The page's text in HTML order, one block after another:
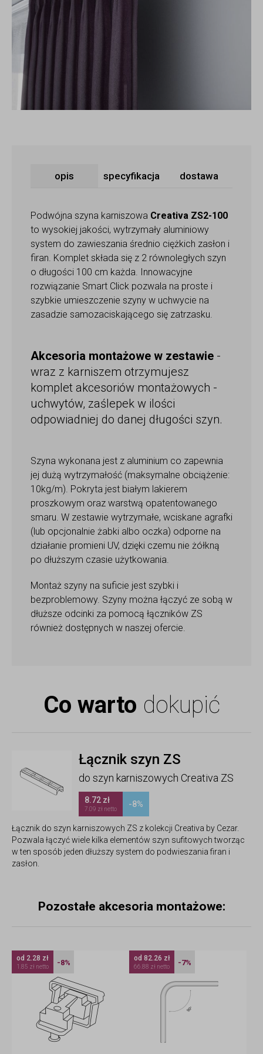
opis specyfikacja dostawa
Podwójna szyna karniszowa Creativa ZS2-100
to wysokiej jakości, wytrzymały aluminiowy
system do zawieszania średnio ciężkich zasłon i
firan. Komplet składa się z 2 równoległych szyn
o długości 100 cm każda. Innowacyjne
rozwiązanie Smart Click pozwala na proste i
szybkie umieszczenie szyny w uchwycie na
zasadzie samozaciskającego się zatrzasku.
Akcesoria montażowe w zestawie -
wraz z karniszem otrzymujesz
komplet akcesoriów montażowych -
uchwytów, zaślepek w ilości
odpowiadniej do danej długości szyn.
Szyna wykonana jest z aluminium co zapewnia
jej dużą wytrzymałość (maksymalne obciążenie:
10kg/m). Pokryta jest białym lakierem
proszkowym oraz warstwą opatentowanego
smaru. W zestawie wytrzymałe, wciskane agrafki
(lub opcjonalnie żabki albo oczka) odporne na
działanie promieni UV, dzięki czemu nie żółkną
po dłuższym czasie użytkowania.
Montaż szyny na suficie jest szybki i
bezproblemowy. Szyny można łączyć ze sobą w
dłuższe odcinki za pomocą łączników ZS
również dostępnych w naszej ofercie.
Co warto dokupić
Łącznik szyn ZS
do szyn karniszowych Creativa ZS
8.72 zł
7.09 zł netto
-8%
Łącznik do szyn karniszowych ZS z kolekcji Creativa by Cezar.
Pozwala łączyć wiele kilka elementów szyn sufitowych tworząc
w ten sposób jeden dłuższy system do podwieszania firan i
zasłon.
Pozostałe akcesoria montażowe:
od 2.28 zł
1.85 zł netto -8% od 82.26 zł
66.88 zł netto -7%